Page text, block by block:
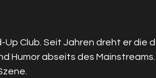
Up Club. Seit Jahren dreht er
Humor abseits des